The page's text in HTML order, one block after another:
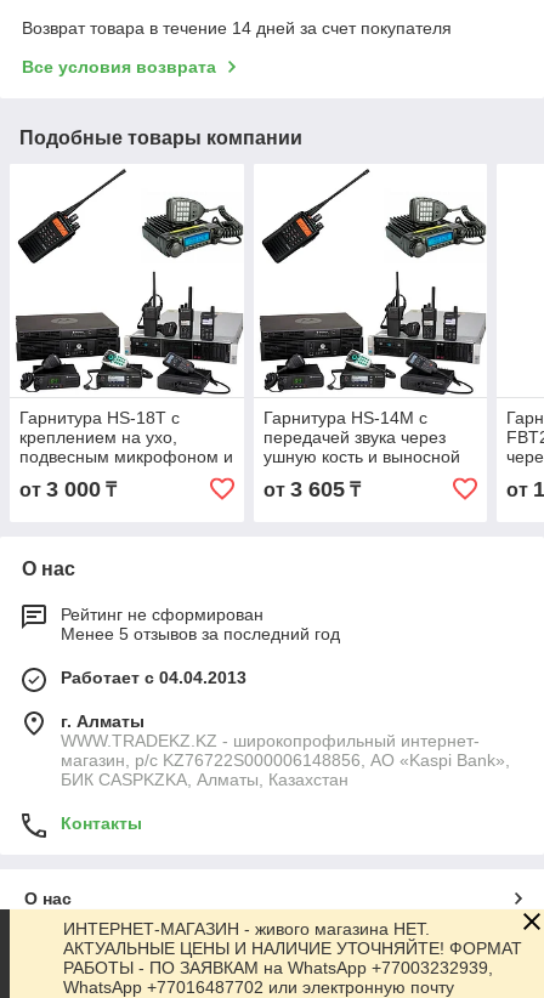
Возврат товара в течение 14 дней за счет покупателя
Все условия возврата
Подобные товары компании
Гарнитура HS-18T с
креплением на ухо,
подвесным микрофоном и
кнопкой РТТ для р/ст
Motorola T-серии, TC-1688
от 3 000 ₸
Гарнитура HS-14M с
передачей звука через
ушную кость и выносной
кнопкой PTT для
GP1/3/6/1280
от 3 605₸ от
О нас
Рейтинг не сформирован
Менее 5 отзывов за последний год
Работает с 04.04.2013
г. Алматы
WWW.TRADEKZ.KZ - широкопрофильный интернет-
магазин, р/с KZ76722S000006148856, АО «Kaspi Bank»,
БИК CASPKZKA, Алматы, Казахстан
Контакты
О нас
Контакты
ИНТЕРНЕТ-МАГАЗИН - живого магазина НЕТ.
АКТУАЛЬНЫЕ ЦЕНЫ И НАЛИЧИЕ УТОЧНЯЙТЕ! ФОРМАТ
РАБОТЫ - ПО ЗАЯВКАМ на WhatsApp +77003232939,
WhatsApp +77016487702 или электронную почту